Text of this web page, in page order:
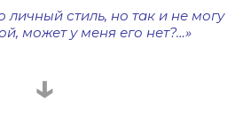
личный стиль, но так и не могу
может у меня его нет?…»
↓